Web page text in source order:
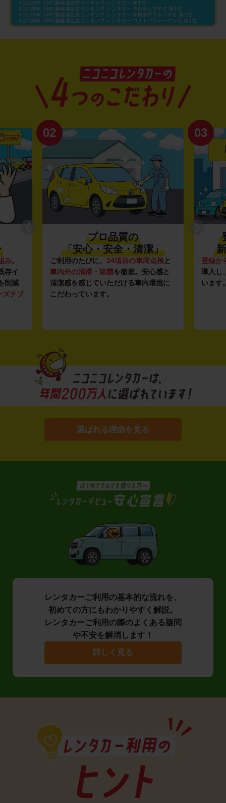
み。
存イ
削減
ズナブ
02
プロ品質の
「安心・安全・清潔」
ご利用のたびに、 24項目の車両点検と
車内外の清掃・除菌を徹底。安心感と
清潔感を感じていただける車内環境に
こだわっています。
03
登録か
導入し
います
選ばれる理由を見る
レンタカーご利用の基本的な流れを、
初めての方にもわかりやすく解説。
レンタカーご利用の際のよくある疑問
や不安を解消します！
詳しく見る